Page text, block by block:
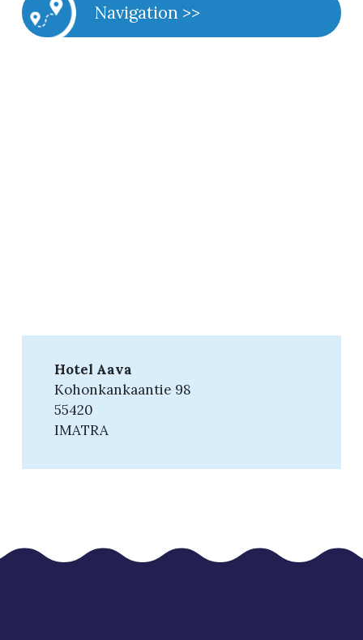
Navigation >>
Hotel Aava
Kohonkankaantie 98
55420
IMATRA